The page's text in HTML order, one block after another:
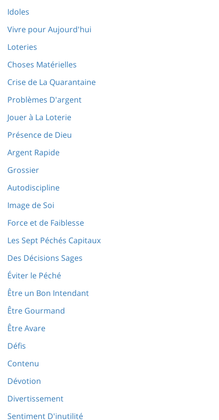
Idoles
Vivre pour Aujourd'hui
Loteries
Choses Matérielles
Crise de La Quarantaine
Problèmes D'argent
Jouer à La Loterie
Présence de Dieu
Argent Rapide
Grossier
Autodiscipline
Image de Soi
Force et de Faiblesse
Les Sept Péchés Capitaux
Des Décisions Sages
Éviter le Péché
Être un Bon Intendant
Être Gourmand
Être Avare
Défis
Contenu
Dévotion
Divertissement
Sentiment D'inutilité